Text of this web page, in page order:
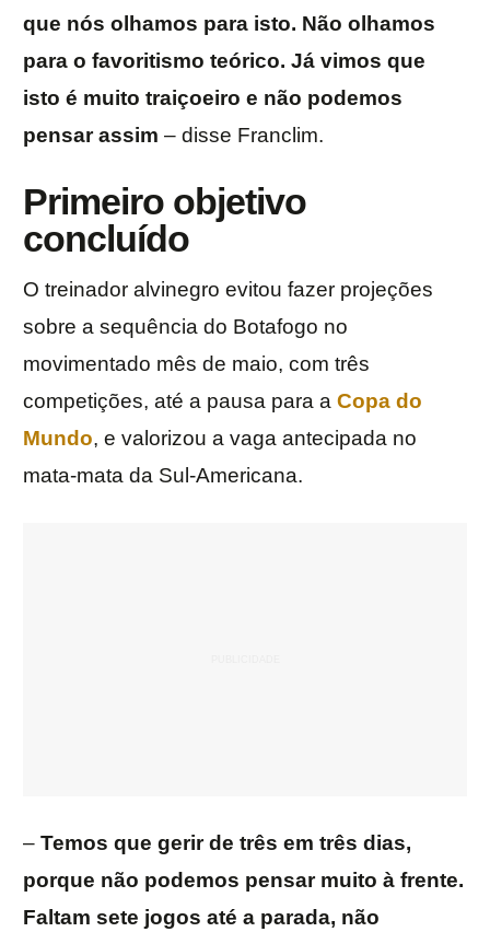
que nós olhamos para isto. Não olhamos
para o favoritismo teórico. Já vimos que
isto é muito traiçoeiro e não podemos
pensar assim – disse Franclim.
Primeiro objetivo
concluído
O treinador alvinegro evitou fazer projeções
sobre a sequência do Botafogo no
movimentado mês de maio, com três
competições, até a pausa para a Copa do
Mundo, e valorizou a vaga antecipada no
mata-mata da Sul-Americana.
– Temos que gerir de três em três dias,
porque não podemos pensar muito à frente.
Faltam sete jogos até a parada, não